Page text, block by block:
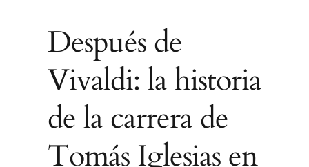
Después de
Vivaldi: la historia
de la carrera de
Tomás Iglesias en